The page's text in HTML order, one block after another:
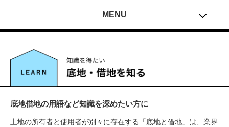
MENU
簡単診断（初めての方はこちらから）
借地問題解決
底地問題解決
老巧化賃貸物件
底地管理
その他不動産に関するご相談
底地借地の用語など知識を深めたい方に
土地の所有者と使用者が別々に存在する「底地と借地」は、業界